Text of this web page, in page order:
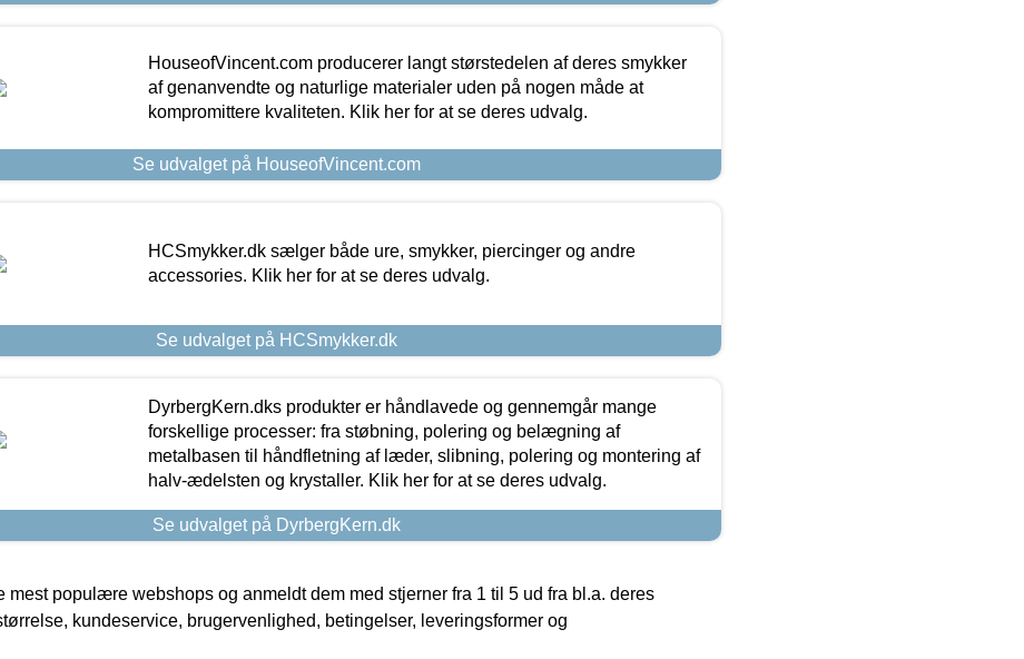
HouseofVincent.com producerer langt størstedelen af deres smykker
af genanvendte og naturlige materialer uden på nogen måde at
kompromittere kvaliteten. Klik her for at se deres udvalg.
Se udvalget på HouseofVincent.com
HCSmykker.dk sælger både ure, smykker, piercinger og andre
accessories. Klik her for at se deres udvalg.
Se udvalget på HCSmykker.dk
DyrbergKern.dks produkter er håndlavede og gennemgår mange
forskellige processer: fra støbning, polering og belægning af
metalbasen til håndfletning af læder, slibning, polering og montering af
halv-ædelsten og krystaller. Klik her for at se deres udvalg.
Se udvalget på DyrbergKern.dk
mest populære webshops og anmeldt dem med stjerner fra 1 til 5 ud fra bl.a. deres
kundeservice, brugervenlighed, betingelser, leveringsformer og